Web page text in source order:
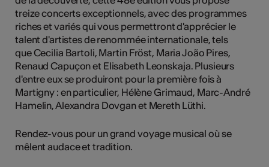
treize concerts exceptionnels, avec des programmes
riches et variés qui vous permettront d'apprécier le
talent d'artistes de renommée internationale, tels
que Cecilia Bartoli, Martin Fröst, Maria João Pires,
Renaud Capuçon et Elisabeth Leonskaja. Plusieurs
d'entre eux se produiront pour la première fois à
Martigny : en particulier, Hélène Grimaud, Marc-André
Hamelin, Alexandra Dovgan et Mereth Lüthi.
Rendez-vous pour un grand voyage musical où se
mêlent audace et tradition.